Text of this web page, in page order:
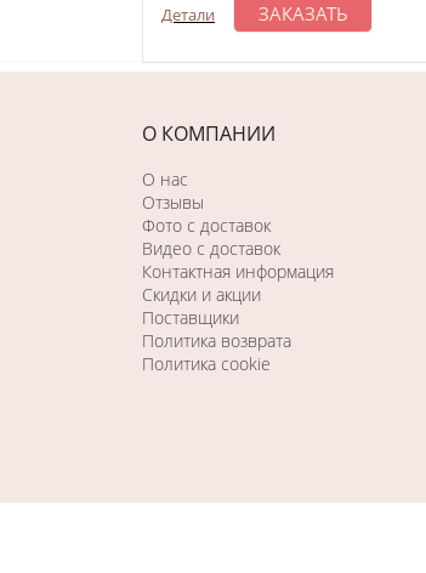
Детали ЗАКАЗАТЬ
О КОМПАНИИ
О нас
Отзывы
Фото c доставок
Видео с доставок
Контактная информация
Скидки и акции
Поставщики
Политика возврата
Политика cookie